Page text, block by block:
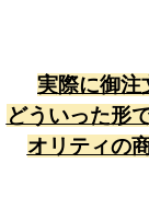
実際に御注
どういった形
オリティの